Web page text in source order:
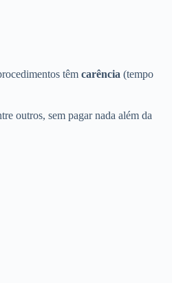
têm carência (tempo
outros, sem pagar nada além da